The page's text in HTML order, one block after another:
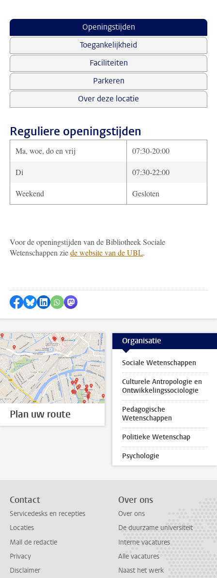
Openingstijden
Toegankelijkheid
Faciliteiten
Parkeren
Over deze locatie
Reguliere openingstijden
Ma, woe, do en vrij 07:30-20:00
Di 07:30-22:00
Weekend Gesloten
Voor de openingstijden van de Bibliotheek Sociale
Wetenschappen ziede website van de UBL.
Delen op Facebook
Delen via Bluesky
Delen op LinkedIn
Delen via WhatsApp
Delen via Mastodon
Plan uw route
Organisatie
Sociale Wetenschappen
Culturele Antropologie en
Ontwikkelingssociologie
Pedagogische
Wetenschappen
Politieke Wetenschap
Psychologie
Contact
Servicedesks en recepties
Locaties
Mail de redactie
Privacy
Disclaimer
Over ons
Over ons
De duurzame universiteit
Interne vacatures
Alle vacatures
Naast het werk